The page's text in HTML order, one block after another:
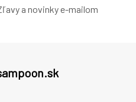
a novinky e-mailom